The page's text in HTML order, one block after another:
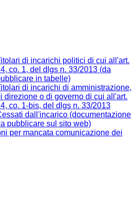
di incarichi politici di cui all'art.
co. 1, del dlgs n. 33/2013 (da
in tabelle)
di incarichi di amministrazione,
direzione o di governo di cui all'art.
co. 1-bis, del dlgs n. 33/2013
dall'incarico (documentazione
pubblicare sul sito web)
per mancata comunicazione dei